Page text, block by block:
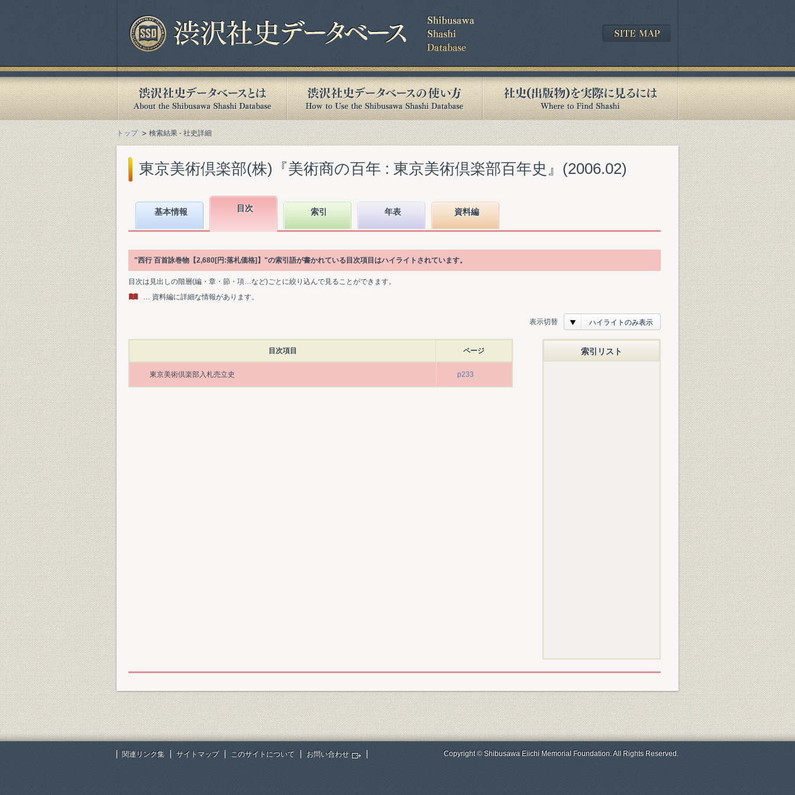
トップ 検索結果 - 社史詳細
東京美術倶楽部(株)『美術商の百年 : 東京美術倶楽部百年史』(2006.02)
基本情報 目次 索引 年表 資料編
"西行 百首詠巻物【2,680[円:落札価格]】"の索引語が書かれている目次項目はハイライトされています。
目次は見出しの階層(編・章・節・項…など)ごとに絞り込んで見ることができます。
… 資料編に詳細な情報があります。
表示切替 ハイライトのみ表示
目次項目 ページ
東京美術倶楽部入札売立史 p233
索引リスト
関連リンク集 サイトマップ このサイトについて お問い合わせ Copyright © Shibusawa Eiichi Memorial Foundation. All Rights Reserved.